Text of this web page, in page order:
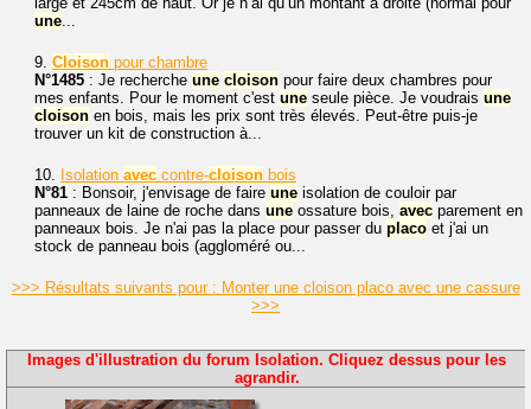
une...
9. Cloison pour chambre
N°1485 : Je recherche une cloison pour faire deux chambres pour
mes enfants. Pour le moment c'est une seule pièce. Je voudrais une
cloison en bois, mais les prix sont très élevés. Peut-être puis-je
trouver un kit de construction à...
10. Isolation avec contre-cloison bois
N°81 : Bonsoir, j'envisage de faire une isolation de couloir par
panneaux de laine de roche dans une ossature bois, avec parement en
panneaux bois. Je n'ai pas la place pour passer du placo et j'ai un
stock de panneau bois (aggloméré ou...
>>> Résultats suivants pour : Monter une cloison placo avec une cassure
>>>
Images d'illustration du forum Isolation. Cliquez dessus pour les
agrandir.